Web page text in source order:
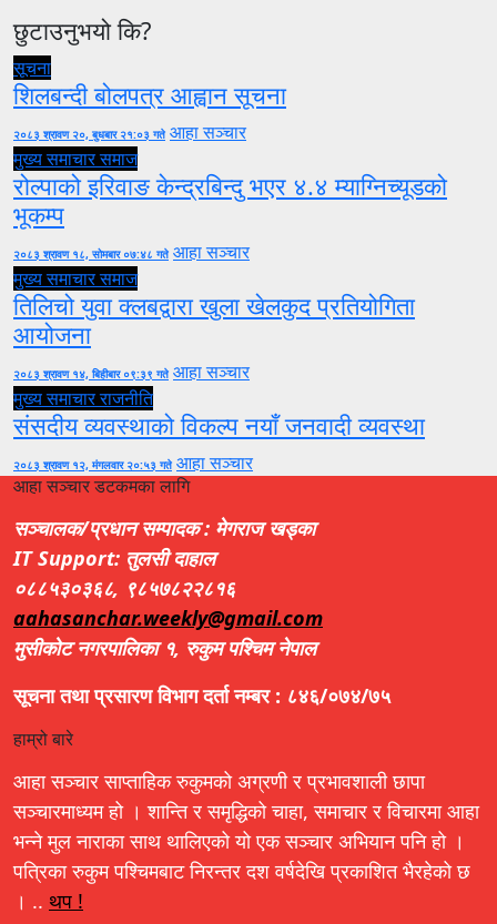
छुटाउनुभयो कि?
सूचना
शिलबन्दी बोलपत्र आह्वान सूचना
२०८३ श्रावण २०, बुधबार २१:०३ गते आहा सञ्चार
मुख्य समाचारसमाज
रोल्पाको इरिवाङ केन्द्रबिन्दु भएर ४.४ म्याग्निच्यूडको
भूकम्प
२०८३ श्रावण १८, सोमबार ०७:४८ गते आहा सञ्चार
मुख्य समाचारसमाज
तिलिचो युवा क्लबद्वारा खुला खेलकुद प्रतियोगिता
आयोजना
२०८३ श्रावण १४, बिहीबार ०९:३९ गते आहा सञ्चार
मुख्य समाचारराजनीति
संसदीय व्यवस्थाको विकल्प नयाँ जनवादी व्यवस्था
२०८३ श्रावण १२, मंगलवार २०:५३ गते आहा सञ्चार
आहा सञ्चार डटकमका लागि
सञ्चालक/प्रधान सम्पादक : मेगराज खड्का
IT Support: तुलसी दाहाल
०८८५३०३६८, ९८५७८२२८१६
aahasanchar.weekly@gmail.com
मुसीकोट नगरपालिका १, रुकुम पश्चिम नेपाल
सूचना तथा प्रसारण विभाग दर्ता नम्बर : ८४६/०७४/७५
हाम्रो बारे
आहा सञ्चार साप्ताहिक रुकुमको अग्रणी र प्रभावशाली छापा
सञ्चारमाध्यम हो । शान्ति र समृद्धिको चाहा, समाचार र विचारमा आहा
भन्ने मुल नाराका साथ थालिएको यो एक सञ्चार अभियान पनि हो ।
पत्रिका रुकुम पश्चिमबाट निरन्तर दश वर्षदेखि प्रकाशित भैरहेको छ
। .. थप !